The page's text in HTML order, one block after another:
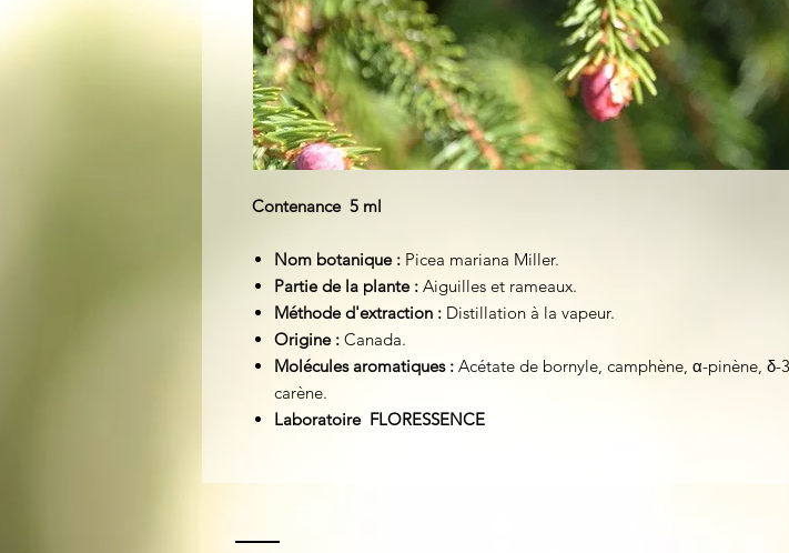
Contenance 5 ml
Nom botanique : Picea mariana Miller.
Partie de la plante : Aiguilles et rameaux.
Méthode d'extraction : Distillation à la vapeur.
Origine : Canada.
Molécules aromatiques : Acétate de bornyle, camphène, α-pinène, δ-
carène.
Laboratoire FLORESSENCE